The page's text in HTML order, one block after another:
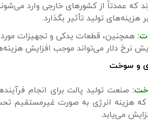
که عمدتاً از کشورهای خارجی وارد
تولید تأثیر بگذارد.
همچنین، قطعات یدکی و تجهیزات مورد
نرخ دلار می‌تواند موجب افزایش
صنعت تولید پالت برای انجام
که هزینه انرژی به صورت غیرمستقیم
می‌یابد.